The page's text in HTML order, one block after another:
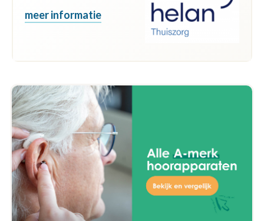
meer informatie